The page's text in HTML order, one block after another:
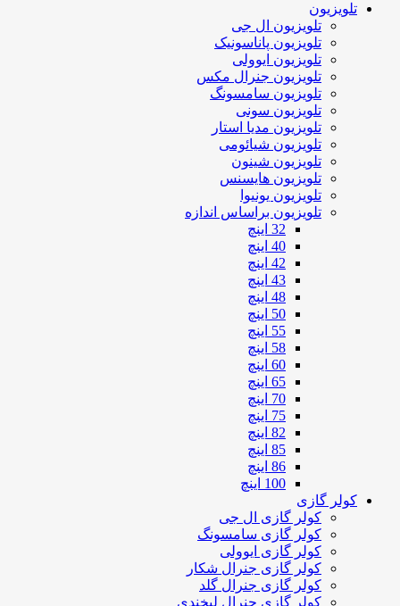
تلویزیون
تلویزیون ال جی
تلویزیون پاناسونیک
تلویزیون ایوولی
تلویزیون جنرال مکس
تلویزیون سامسونگ
تلویزیون سونی
تلویزیون مدیا استار
تلویزیون شیائومی
تلویزیون شینون
تلویزیون هایسنس
تلویزیون یونیوا
تلویزیون براساس اندازه
32 اینچ
40 اینچ
42 اینچ
43 اینچ
48 اینچ
50 اینچ
55 اینچ
58 اینچ
60 اینچ
65 اینچ
70 اینچ
75 اینچ
82 اینچ
85 اینچ
86 اینچ
100 اینچ
کولر گازی
کولر گازی ال جی
کولر گازی سامسونگ
کولر گازی ایوولی
کولر گازی جنرال شکار
کولر گازی جنرال گلد
کولر گازی جنرال لبخندی